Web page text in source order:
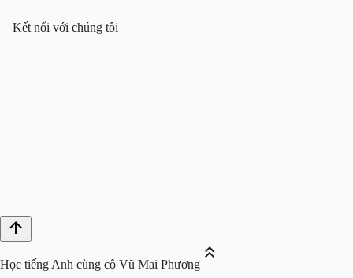
Kết nối với chúng tôi
Học tiếng Anh cùng cô Vũ Mai Phương